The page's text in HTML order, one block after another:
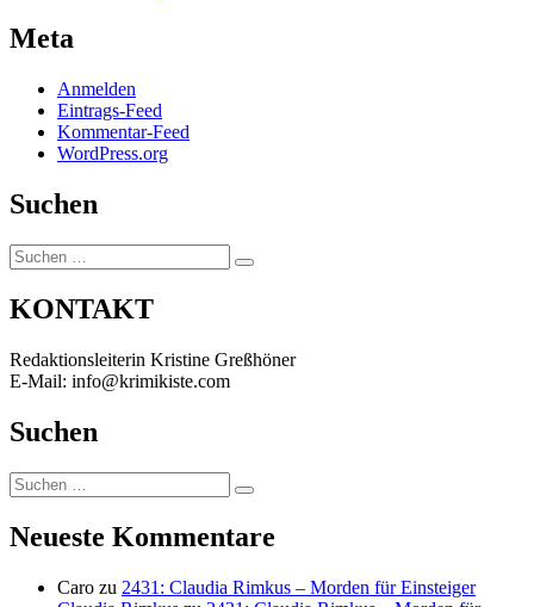
Meta
Anmelden
Eintrags-Feed
Kommentar-Feed
WordPress.org
Suchen
Suchen
nach:
Suchen
KONTAKT
Redaktionsleiterin Kristine Greßhöner
E-Mail: info@krimikiste.com
Suchen
Suchen
nach:
Suchen
Neueste Kommentare
Caro zu 2431: Claudia Rimkus – Morden für Einsteiger